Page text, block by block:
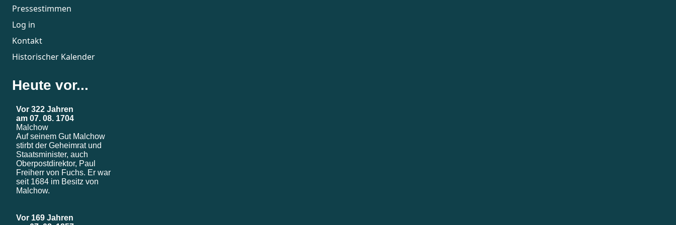
Pressestimmen
Log in
Kontakt
Historischer Kalender
Heute vor...